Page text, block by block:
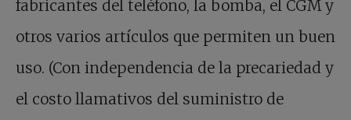
fabricantes del teléfono, la bomba, el CGM y
otros varios artículos que permiten un buen
uso. (Con independencia de la precariedad y
el costo llamativos del suministro de